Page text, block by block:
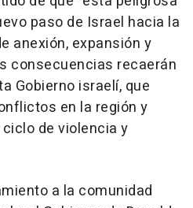
paso de Israel hacia la
anexión, expansión y
consecuencias recaerán
Gobierno israelí, que
en la región y
de violencia y
a la comunidad